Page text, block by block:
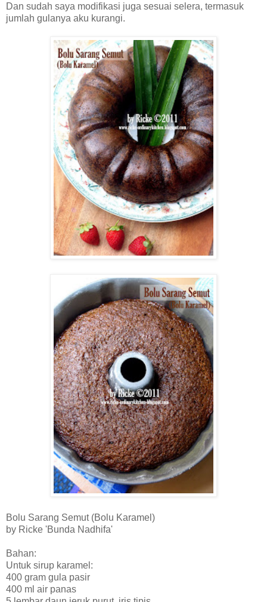
Dan sudah saya modifikasi juga sesuai selera, termasuk
jumlah gulanya aku kurangi.
Bolu Sarang Semut (Bolu Karamel)
by Ricke 'Bunda Nadhifa'
Bahan:
Untuk sirup karamel:
400 gram gula pasir
400 ml air panas